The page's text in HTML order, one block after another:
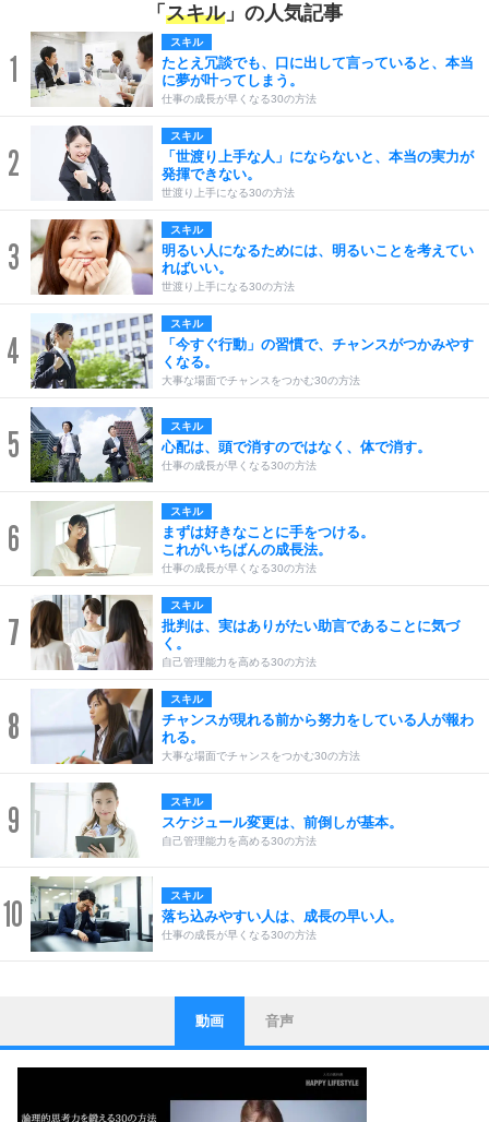
「 スキル」の人気記事
1
スキル
たとえ冗談でも、口に出して言っていると、本当
に夢が叶ってしまう。
仕事の成長が早くなる30の方法
2
スキル
「世渡り上手な人」にならないと、本当の実力が
発揮できない。
世渡り上手になる30の方法
3
スキル
明るい人になるためには、明るいことを考えてい
ればいい。
世渡り上手になる30の方法
4
スキル
「今すぐ行動」の習慣で、チャンスがつかみやす
くなる。
大事な場面でチャンスをつかむ30の方法
5 スキル
心配は、頭で消すのではなく、体で消す。
仕事の成長が早くなる30の方法
6
スキル
まずは好きなことに手をつける。
これがいちばんの成長法。
仕事の成長が早くなる30の方法
7
スキル
批判は、実はありがたい助言であることに気づ
く。
自己管理能力を高める30の方法
8
スキル
チャンスが現れる前から努力をしている人が報わ
れる。
大事な場面でチャンスをつかむ30の方法
9 スキル
スケジュール変更は、前倒しが基本。
自己管理能力を高める30の方法
10 スキル
落ち込みやすい人は、成長の早い人。
仕事の成長が早くなる30の方法
1
ストレス対策
他人と比べない。
いっそのこと、他人を見ない。
いらいらしない人になる30の方法
動画 音声